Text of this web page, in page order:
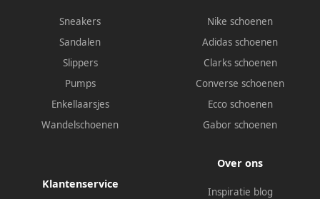
Sneakers
Sandalen
Slippers
Pumps
Enkellaarsjes
Wandelschoenen
Nike schoenen
Adidas schoenen
Clarks schoenen
Converse schoenen
Ecco schoenen
Gabor schoenen
Klantenservice
Over ons
Inspiratie blog